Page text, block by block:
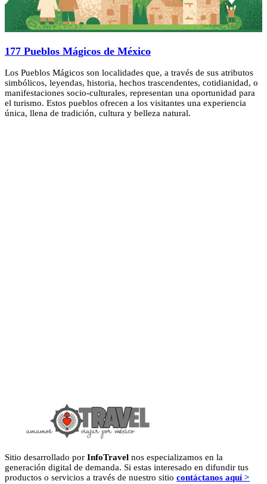
177 Pueblos Mágicos de México
Los Pueblos Mágicos son localidades que, a través de sus atributos
simbólicos, leyendas, historia, hechos trascendentes, cotidianidad, o
manifestaciones socio-culturales, representan una oportunidad para
el turismo. Estos pueblos ofrecen a los visitantes una experiencia
única, llena de tradición, cultura y belleza natural.
Sitio desarrollado por InfoTravel nos especializamos en la
generación digital de demanda. Si estas interesado en difundir tus
productos o servicios a través de nuestro sitio contáctanos aquí >